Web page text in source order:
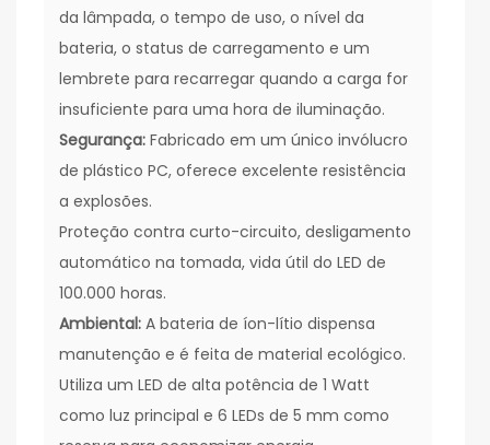
da lâmpada, o tempo de uso, o nível da
bateria, o status de carregamento e um
lembrete para recarregar quando a carga for
insuficiente para uma hora de iluminação.
Segurança: Fabricado em um único invólucro
de plástico PC, oferece excelente resistência
a explosões.
Proteção contra curto-circuito, desligamento
automático na tomada, vida útil do LED de
100.000 horas.
Ambiental: A bateria de íon-lítio dispensa
manutenção e é feita de material ecológico.
Utiliza um LED de alta potência de 1 Watt
como luz principal e 6 LEDs de 5 mm como